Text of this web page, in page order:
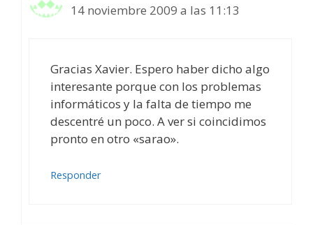
14 noviembre 2009 a las 11:13
Gracias Xavier. Espero haber dicho algo
interesante porque con los problemas
informáticos y la falta de tiempo me
descentré un poco. A ver si coincidimos
pronto en otro «sarao».
Responder